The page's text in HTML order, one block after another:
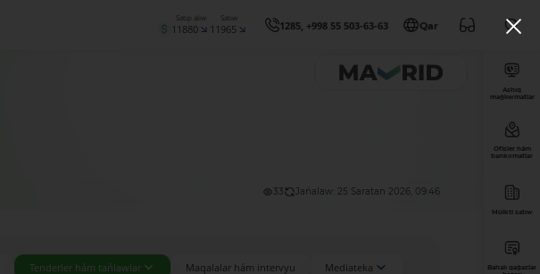
Satıp alıw
11880
Satıw
11965 1285, +998 55 503-63-63 Qar
33 Jańalaw: 25 Saratan 2026, 09:46
Tenderler hám tańlawlar Maqalalar hám intervyu
Mediateka
Ashıq
maǵlıwmatlar
Ofisler hám
bankomatlar
Múlkti satıw
Bahalı qaǵazlar